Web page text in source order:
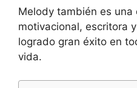
Melody también es una
motivacional, escritora
logrado gran éxito en
vida.